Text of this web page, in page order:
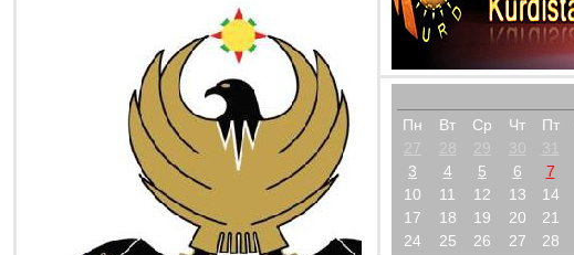
Пн Вт Ср Чт Пт
27
28 29 30 31
3
4 5 6 7
10
11 12 13 14
17
18 19 20 21
24
25 26 27 28